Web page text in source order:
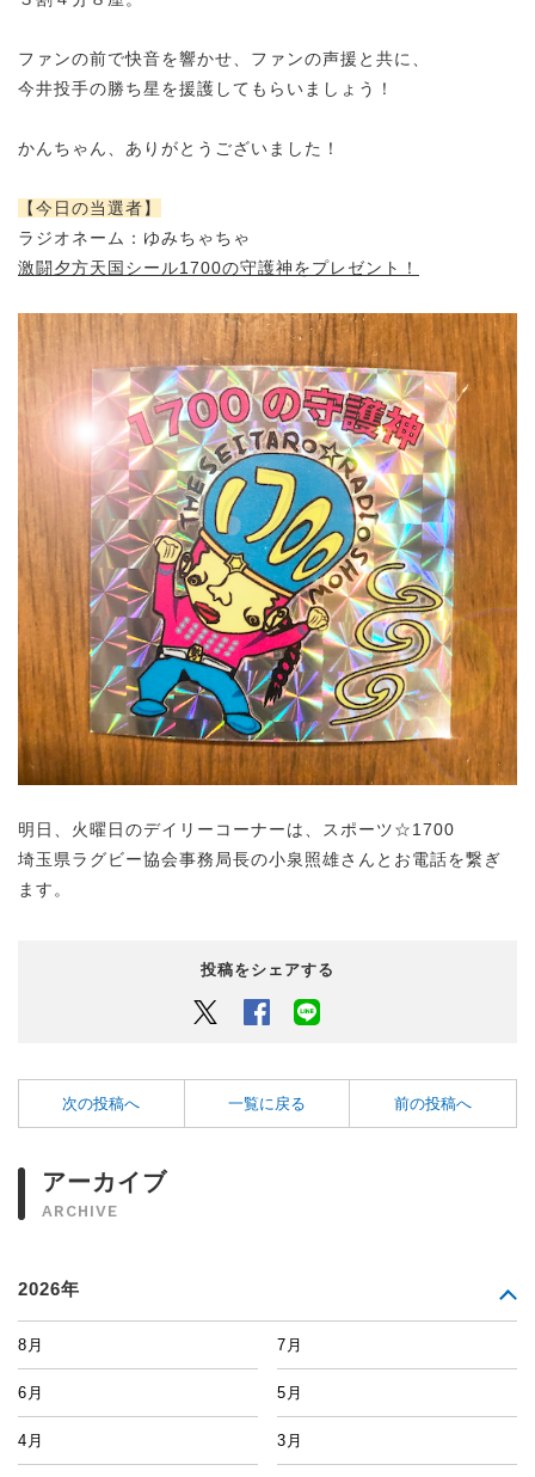
ファンの前で快音を響かせ、 ファンの声援と共に、
今井投手の勝ち星を援護してもらいましょう！
かんちゃん、ありがとうございました！
【今日の当選者】
ラジオネーム：ゆみちゃちゃ
激闘夕方天国シール1700の守護神をプレゼント！
明日、火曜日のデイリーコーナーは、スポーツ☆1700
埼玉県ラグビー協会事務局長の小泉照雄さんとお電話を繋ぎ
ます。
投稿をシェアする
Twitter Facebook
次の投稿へ 一覧に戻る 前の投稿へ
アーカイブ
ARCHIVE
2026年
8月 7月
6月 5月
4月 3月